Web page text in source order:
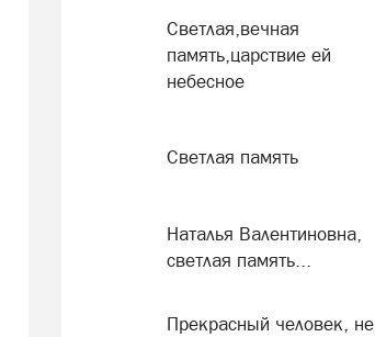
Светлая,вечная
память,царствие ей
небесное
Светлая память
Наталья Валентиновна,
светлая память...
Прекрасный человек, не